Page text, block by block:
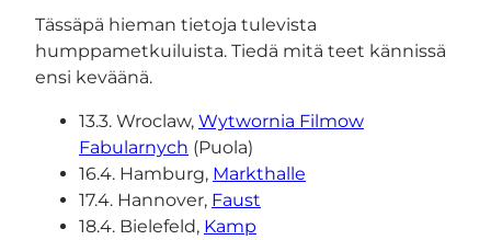
Tässäpä hieman tietoja tulevista
humppametkuiluista. Tiedä mitä teet kännissä
ensi keväänä.
13.3. Wroclaw, Wytwornia Filmow
Fabularnych (Puola)
16.4. Hamburg, Markthalle
17.4. Hannover, Faust
18.4. Bielefeld, Kamp